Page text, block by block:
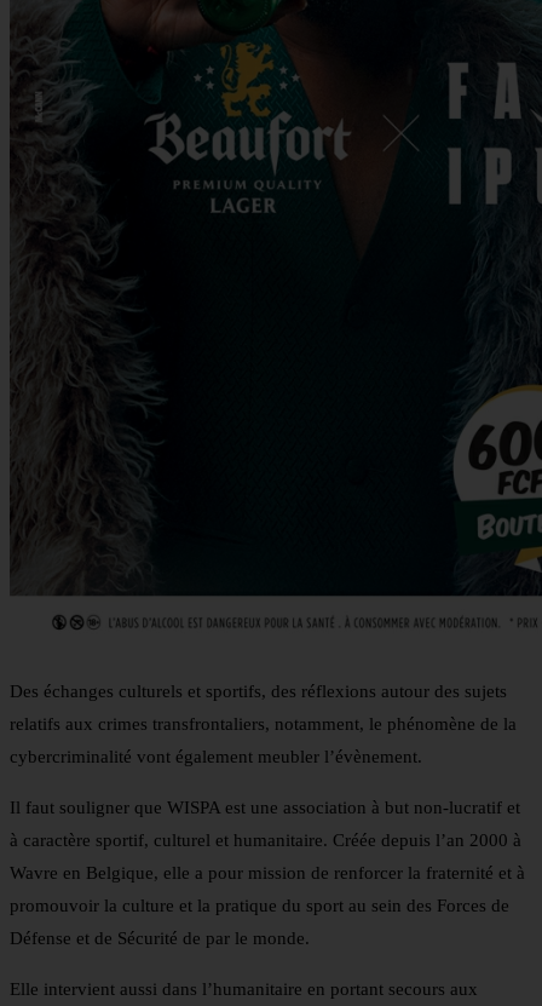
Des échanges culturels et sportifs, des réflexions autour des sujets
relatifs aux crimes transfrontaliers, notamment, le phénomène de la
cybercriminalité vont également meubler l’évènement.
Il faut souligner que WISPA est une association à but non-lucratif et
à caractère sportif, culturel et humanitaire. Créée depuis l’an 2000 à
Wavre en Belgique, elle a pour mission de renforcer la fraternité et à
promouvoir la culture et la pratique du sport au sein des Forces de
Défense et de Sécurité de par le monde.
Elle intervient aussi dans l’humanitaire en portant secours aux